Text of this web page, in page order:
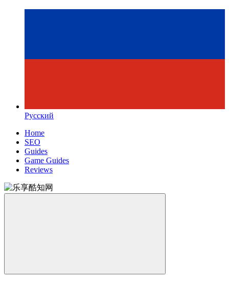
Русский
Home
SEO
Guides
Game Guides
Reviews